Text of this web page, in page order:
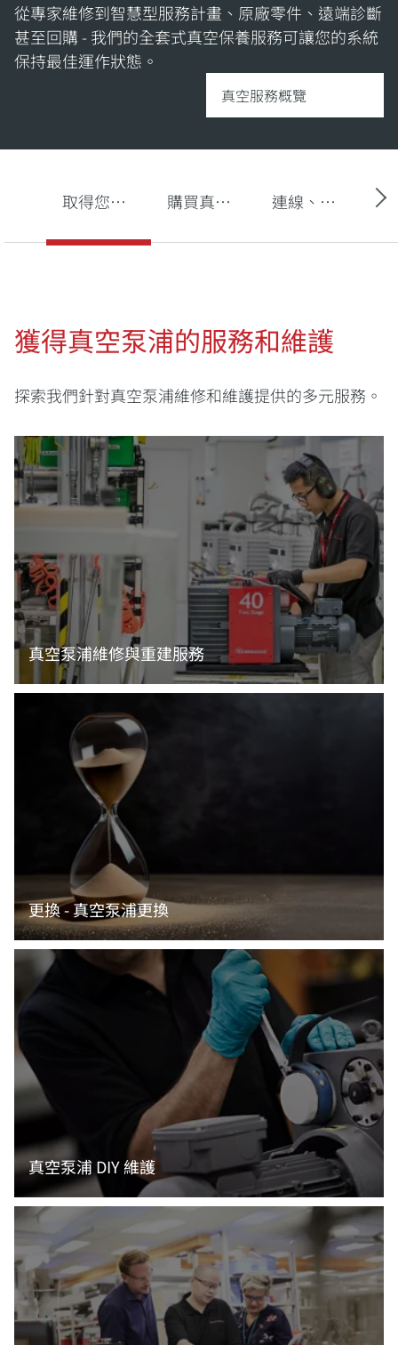
從專家維修到智慧型服務計畫、原廠零件、遠端診斷
甚至回購 - 我們的全套式真空保養服務可讓您的系統
保持最佳運作狀態。
真空服務概覽
取得您的真空泵浦服務 購買真空泵浦油、備用零件和套件 連線、監控和偵測
獲得真空泵浦的服務和維護
探索我們針對真空泵浦維修和維護提供的多元服務。
真空泵浦維修與重建服務
閱讀更多資訊
更換 - 真空泵浦更換
閱讀更多資訊
真空泵浦 DIY 維護
閱讀更多資訊